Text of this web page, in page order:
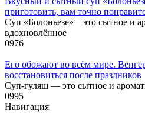
приготовить, вам точно
Суп «Болоньезе» – это сытное и
вдохновлённое
0976
Его обожают во всём мире.
восстановиться после праздников
Суп-гуляш — это сытное и
0995
Навигация